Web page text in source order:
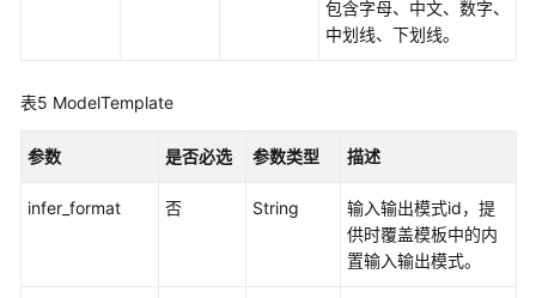
runtime
包含字母、中文、数字、
中划线、下划线。
表5 ModelTemplate
参数 是否必选 参数类型 描述
infer_format 否 String
输入输出模式id，提
供时覆盖模板中的内
置输入输出模式。